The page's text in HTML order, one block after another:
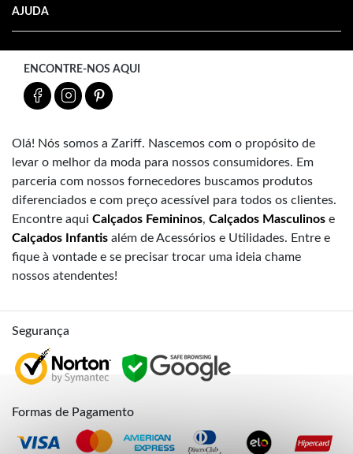
AJUDA
ENCONTRE-NOS AQUI
Olá! Nós somos a Zariff. Nascemos com o propósito de
levar o melhor da moda para nossos consumidores. Em
parceria com nossos fornecedores buscamos produtos
diferenciados e com preço acessível para todos os clientes.
Encontre aqui Calçados Femininos, Calçados Masculinos e
Calçados Infantis além de Acessórios e Utilidades. Entre e
fique à vontade e se precisar trocar uma ideia chame
nossos atendentes!
Segurança
Formas de Pagamento